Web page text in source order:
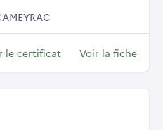
le certificat Voir la fiche